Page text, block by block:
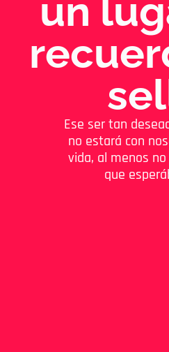
un
Ese ser tan
no estará con
vida, al menos
que